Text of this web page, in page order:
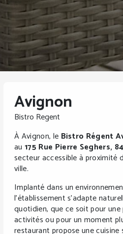
Avignon
Bistro Regent
À Avignon, le Bistro Régent
au175 Rue Pierre Seghers,
secteur accessible à proximité
ville.
Implanté dans un
l’établissement s’adapte
quotidien, que ce soit pour
activités ou pour un moment
restaurant propose une